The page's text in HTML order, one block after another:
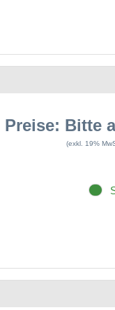
Preise: Bitte
(exkl. 19%